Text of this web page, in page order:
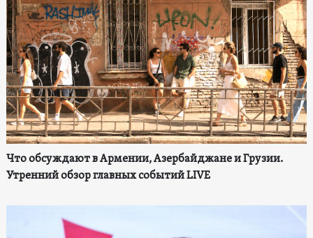
Что обсуждают в Армении, Азербайджане и Грузии.
Утренний обзор главных событий LIVE